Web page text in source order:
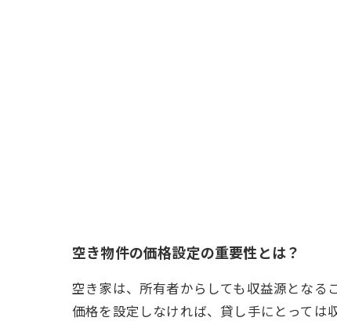
空き物件の価格設定の重要性とは？
空き家は、所有者からしても収益源となる
価格を設定しなければ、貸し手にとっては